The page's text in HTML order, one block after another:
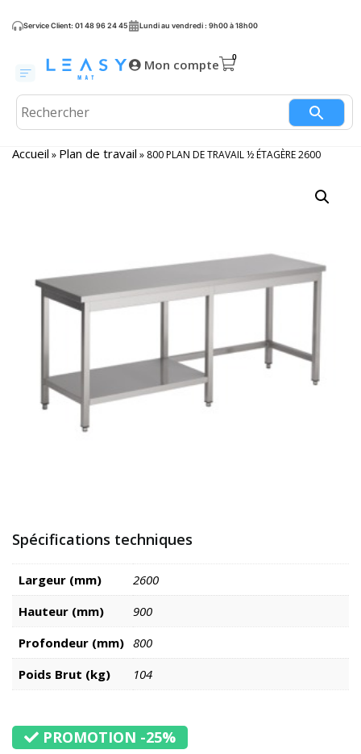
Service Client: 01 48 96 24 45 Lundi au vendredi : 9h00 à 18h00
Mon compte
Accueil » Plan de travail » 800 PLAN DE TRAVAIL ½ ÉTAGÈRE 2600
Spécifications techniques
Largeur (mm)
2600
Hauteur (mm)
900
Profondeur (mm) 800
Poids Brut (kg)
104
PROMOTION -25%